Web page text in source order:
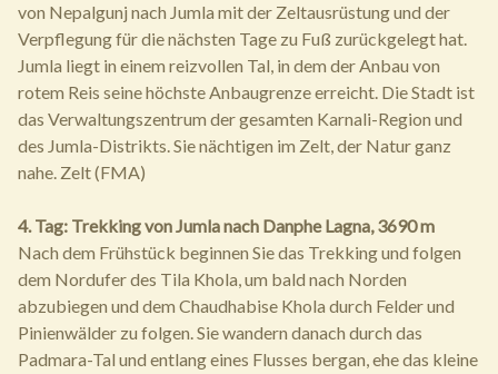
von Nepalgunj nach Jumla mit der Zeltausrüstung und der
Verpflegung für die nächsten Tage zu Fuß zurückgelegt hat.
Jumla liegt in einem reizvollen Tal, in dem der Anbau von
rotem Reis seine höchste Anbaugrenze erreicht. Die Stadt ist
das Verwaltungszentrum der gesamten Karnali-Region und
des Jumla-Distrikts. Sie nächtigen im Zelt, der Natur ganz
nahe. Zelt (FMA)
4. Tag: Trekking von Jumla nach Danphe Lagna, 3690 m
Nach dem Frühstück beginnen Sie das Trekking und folgen
dem Nordufer des Tila Khola, um bald nach Norden
abzubiegen und dem Chaudhabise Khola durch Felder und
Pinienwälder zu folgen. Sie wandern danach durch das
Padmara-Tal und entlang eines Flusses bergan, ehe das kleine